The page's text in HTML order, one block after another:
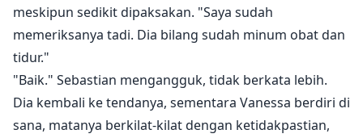
meskipun sedikit dipaksakan. "Saya sudah
memeriksanya tadi. Dia bilang sudah minum obat dan
tidur."
"Baik." Sebastian mengangguk, tidak berkata lebih.
Dia kembali ke tendanya, sementara Vanessa berdiri di
sana, matanya berkilat-kilat dengan ketidakpastian,